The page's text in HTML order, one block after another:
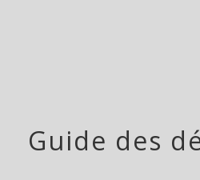
Guide des